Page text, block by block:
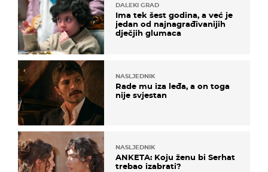
DALEKI GRAD
Ima tek šest godina, a već je
jedan od najnagrađivanijih
dječjih glumaca
NASLJEDNIK
Rade mu iza leđa, a on toga
nije svjestan
NASLJEDNIK
ANKETA: Koju ženu bi Serhat
trebao izabrati?